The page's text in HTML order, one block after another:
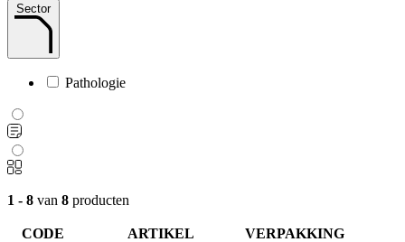
Sector
Pathologie
1 - 8 van 8 producten
CODE ARTIKEL VERPAKKING